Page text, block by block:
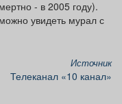
- в 2005 году).
увидеть мурал с
Источник
Телеканал «10 канал»